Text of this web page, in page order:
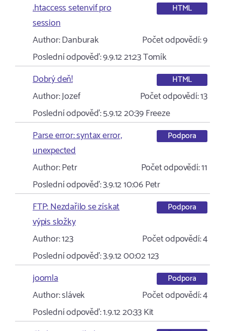
.htaccess setenvif pro
session
HTML
Author:Danburak Počet odpovědí:9
Poslední odpověď:9.9.12 21:23Tomík
Dobrý deň!
HTML
Author:Jozef Počet odpovědí:13
Poslední odpověď:5.9.12 20:39Freeze
Parse error: syntax error,
unexpected
Podpora
Author:Petr Počet odpovědí:11
Poslední odpověď:3.9.12 10:06Petr
FTP: Nezdařilo se získat
výpis složky
Podpora
Author:123 Počet odpovědí:4
Poslední odpověď:3.9.12 00:02123
joomla
Podpora
Author:slávek Počet odpovědí:4
Poslední odpověď:1.9.12 20:33Kit